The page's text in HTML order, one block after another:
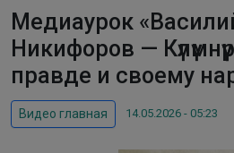
Медиаурок
Никифоров —
правде и своему
Видео главная 14.05.2026 - 05:23